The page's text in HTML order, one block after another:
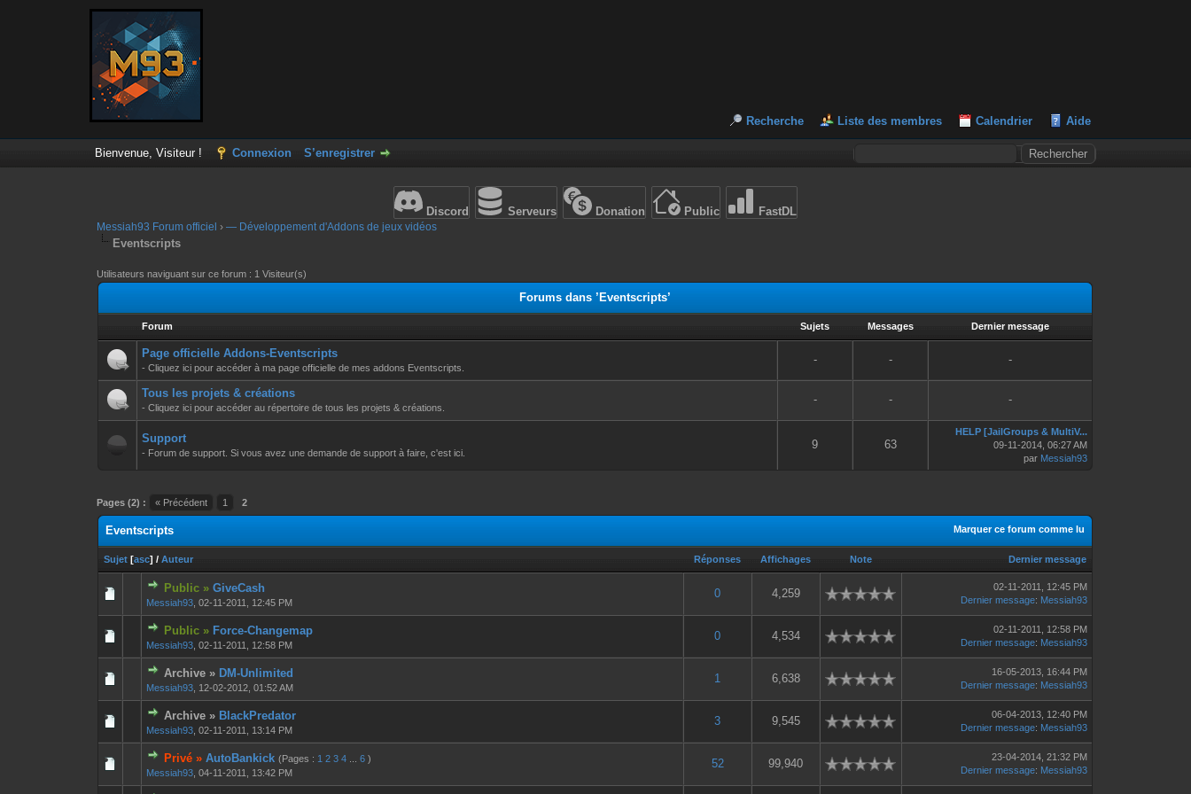
Recherche Liste des membres Calendrier Aide
Bienvenue, Visiteur ! Connexion S’enregistrer
Discord Serveurs Donation Public FastDL
Messiah93 Forum officiel ›— Développement d'Addons de jeux vidéos
Eventscripts
Utilisateurs naviguant sur ce forum : 1 Visiteur(s)
Forums dans ’Eventscripts’
Forum Sujets Messages Dernier message
Page officielle Addons-Eventscripts
- Cliquez ici pour accéder à ma page officielle de mes addons Eventscripts.
- - -
Tous les projets & créations
- Cliquez ici pour accéder au répertoire de tous les projets & créations.
- - -
Support
- Forum de support. Si vous avez une demande de support à faire, c'est ici.
9 63
HELP [JailGroups & MultiV...
09-11-2014, 06:27 AM
par Messiah93
Pages (2) : « Précédent 1 2
Marquer ce forum comme lu
Eventscripts
Sujet [asc] /Auteur Réponses Affichages Note Dernier message
Public » GiveCash
Messiah93 ,02-11-2011, 12:45 PM
0 4,259
02-11-2011, 12:45 PM
Dernier message: Messiah93
Public » Force-Changemap
Messiah93 ,02-11-2011, 12:58 PM
0 4,534
0 Votes - 0 sur 5 en moyenne
02-11-2011, 12:58 PM
Dernier message: Messiah93
Archive » DM-Unlimited
Messiah93 12-02-2012, 01:52 AM
1 6,638
16-05-2013, 16:44 PM
Dernier message: Messiah93
Archive » BlackPredator
Messiah93 ,02-11-2011, 13:14 PM
3 9,545
06-04-2013, 12:40 PM
Dernier message: Messiah93
Privé » AutoBankick (Pages : 1 2 3 4 ...6 )
Messiah93 ,04-11-2011, 13:42 PM
52 99,940
0 Votes - 0 sur 5 en moyenne
23-04-2014, 21:32 PM
Dernier message: Messiah93